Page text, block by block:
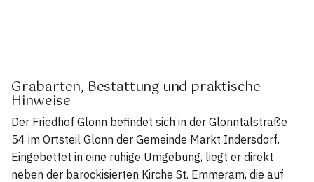
Grabarten, Bestattung und praktische
Hinweise
Der Friedhof Glonn befindet sich in der Glonntalstraße
54 im Ortsteil Glonn der Gemeinde Markt Indersdorf.
Eingebettet in eine ruhige Umgebung, liegt er direkt
neben der barockisierten Kirche St. Emmeram, die auf